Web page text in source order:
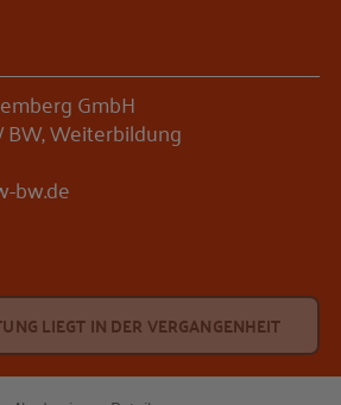
GmbH
BW, Weiterbildung
bw.de
LIEGT IN DER VERGANGENHEIT